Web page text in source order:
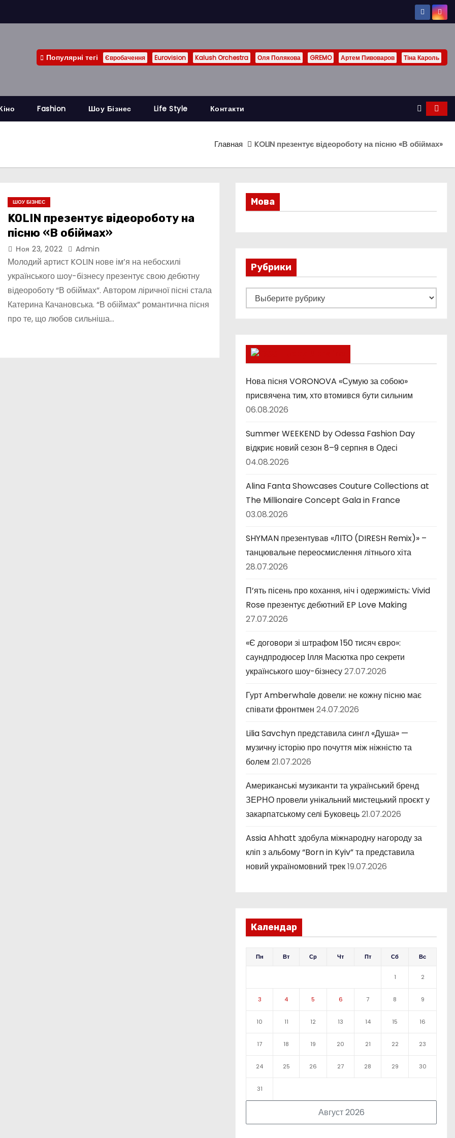
Популярні тегі Євробачення Eurovision Kalush Orchestra Оля Полякова GREMO Артем Пивоваров Тіна Кароль
Fashion Шоу Бізнес Life Style Контакти
Главная KOLIN презентує відеороботу на пісню «В обіймах»
ШОУ БІЗНЕС
KOLIN презентує відеороботу на
пісню «В обіймах»
Ноя 23, 2022 Admin
Молодий артист KOLIN нове ім’я на небосхилі
українського шоу-бізнесу презентує свою дебютну
відеороботу “В обіймах”. Автором ліричної пісні стала
Катерина Качановська. “В обіймах” романтична пісня
про те, що любов сильніша…
Мова
Рубрики
у
к
и
Нова пісня VORONOVA «Сумую за собою»
присвячена тим, хто втомився бути сильним
06.08.2026
Summer WEEKEND by Odessa Fashion Day
відкриє новий сезон 8–9 серпня в Одесі
04.08.2026
Alina Fanta Showcases Couture Collections at
The Millionaire Concept Gala in France
03.08.2026
SHYMAN презентував «ЛІТО (DIRESH Remix)» –
танцювальне переосмислення літнього хіта
28.07.2026
П’ять пісень про кохання, ніч і одержимість: Vivid
Rose презентує дебютний EP Love Making
27.07.2026
«Є договори зі штрафом 150 тисяч євро»:
саундпродюсер Ілля Масютка про секрети
українського шоу-бізнесу27.07.2026
Гурт Amberwhale довели: не кожну пісню має
співати фронтмен 24.07.2026
Lilia Savchyn представила сингл «Душа» —
музичну історію про почуття між ніжністю та
болем 21.07.2026
Американські музиканти та український бренд
ЗЕРНО провели унікальний мистецький проєкт у
закарпатському селі Буковець21.07.2026
Assia Ahhatt здобула міжнародну нагороду за
кліп з альбому “Born in Kyiv” та представила
новий україномовний трек19.07.2026
Календар
Август 2026
Пн Вт Ср Чт Пт Сб Вс
1 2
3 4 5 6 7 8 9
10 11 12 13 14 15 16
17 18 19 20 21 22 23
24 25 26 27 28 29 30
31